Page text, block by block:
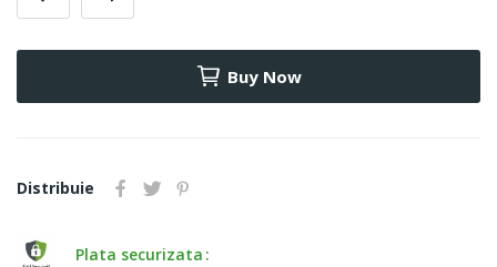
Buy Now
Distribuie
Plata securizata